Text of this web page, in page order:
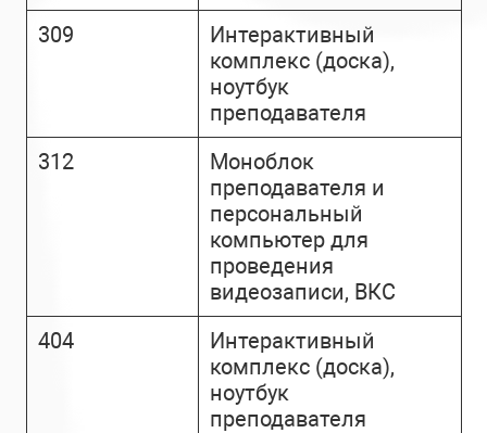
309
Интерактивный
комплекс (доска),
ноутбук
преподавателя
312
Моноблок
преподавателя и
персональный
компьютер для
проведения
видеозаписи, ВКС
404
Интерактивный
комплекс (доска),
ноутбук
преподавателя